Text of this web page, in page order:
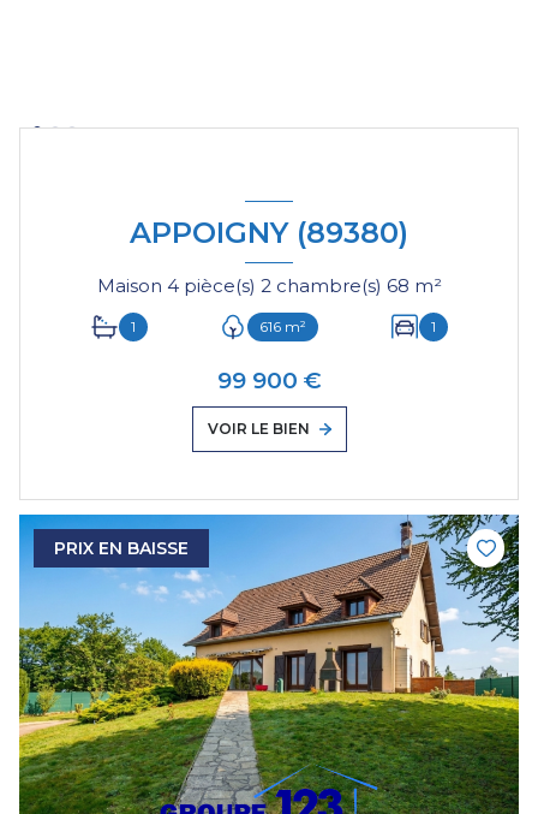
APPOIGNY (89380)
Maison 4 pièce(s) 2 chambre(s) 68 m²
1 616 m² 1
99 900 €
VOIR LE BIEN
PRIX EN BAISSE